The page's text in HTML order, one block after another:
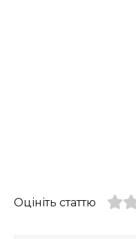
Оцініть статтю